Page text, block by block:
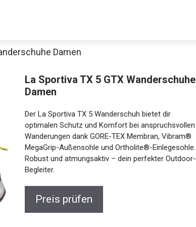
Damen
La Sportiva TX 5 GTX Wanderschuhe
Damen
Der La Sportiva TX 5 Wanderschuh bietet dir
optimalen Schutz und Komfort bei anspruchsvollen
Wanderungen dank GORE-TEX Membran, Vibram®
MegaGrip-Außensohle und Ortholite®-Einlegesohle.
Robust und atmungsaktiv – dein perfekter Outdoor-
Begleiter.
Preis prüfen